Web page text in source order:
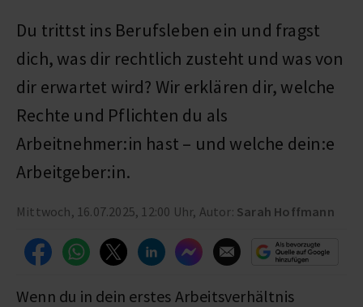
Du trittst ins Berufsleben ein und fragst
dich, was dir rechtlich zusteht und was von
dir erwartet wird? Wir erklären dir, welche
Rechte und Pflichten du als
Arbeitnehmer:in hast – und welche dein:e
Arbeitgeber:in.
Mittwoch, 16.07.2025, 12:00 Uhr, Autor: Sarah Hoffmann
Wenn du in dein erstes Arbeitsverhältnis